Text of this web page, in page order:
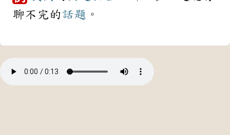
聊不完的話題 。